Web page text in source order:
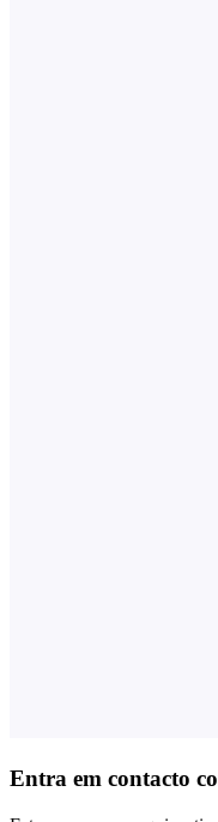
Entra em contacto